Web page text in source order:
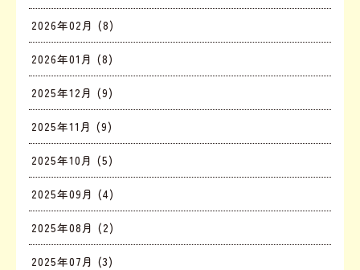
2026年02月 (8)
2026年01月 (8)
2025年12月 (9)
2025年11月 (9)
2025年10月 (5)
2025年09月 (4)
2025年08月 (2)
2025年07月 (3)